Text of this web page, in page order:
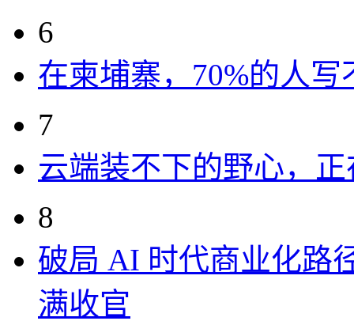
6
在柬埔寨，70%的人写
7
云端装不下的野心，
8
破局 AI 时代商业化路
满收官